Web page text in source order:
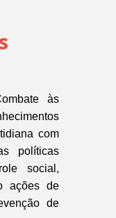
às
com
políticas
social,
ações de
de